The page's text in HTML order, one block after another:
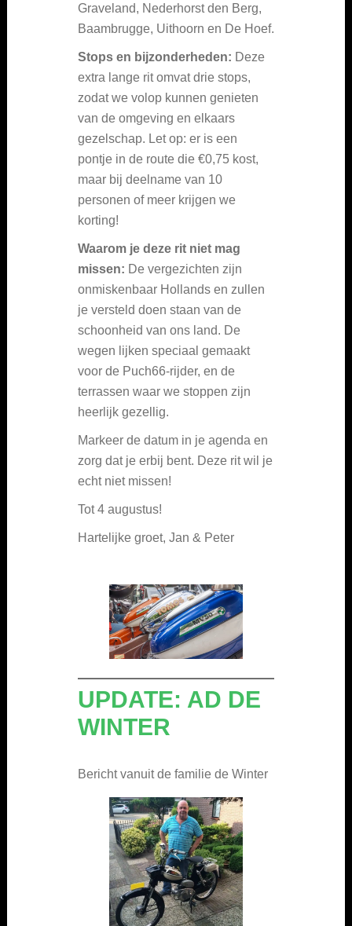
Graveland, Nederhorst den Berg,
Baambrugge, Uithoorn en De Hoef.
Stops en bijzonderheden: Deze
extra lange rit omvat drie stops,
zodat we volop kunnen genieten
van de omgeving en elkaars
gezelschap. Let op: er is een
pontje in de route die €0,75 kost,
maar bij deelname van 10
personen of meer krijgen we
korting!
Waarom je deze rit niet mag
missen: De vergezichten zijn
onmiskenbaar Hollands en zullen
je versteld doen staan van de
schoonheid van ons land. De
wegen lijken speciaal gemaakt
voor de Puch66-rijder, en de
terrassen waar we stoppen zijn
heerlijk gezellig.
Markeer de datum in je agenda en
zorg dat je erbij bent. Deze rit wil je
echt niet missen!
Tot 4 augustus!
Hartelijke groet, Jan & Peter
UPDATE: AD DE
WINTER
Bericht vanuit de familie de Winter